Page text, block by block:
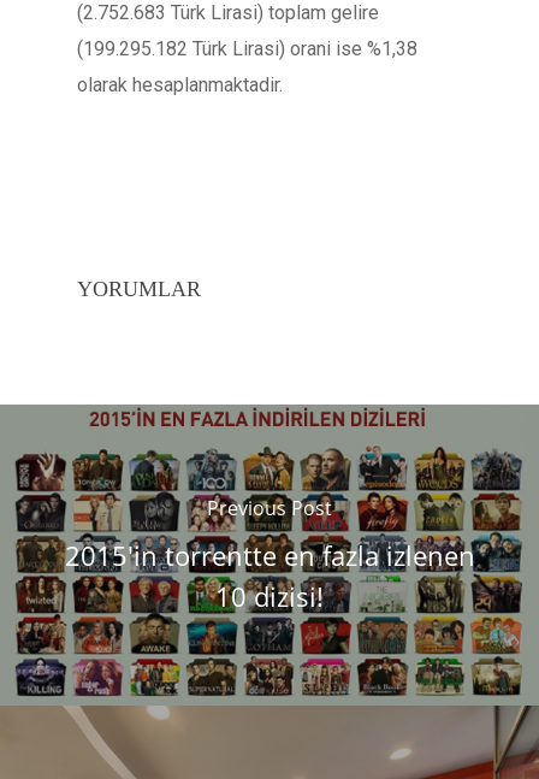
(2.752.683 Türk Lirasi) toplam gelire
(199.295.182 Türk Lirasi) orani ise %1,38
olarak hesaplanmaktadir.
YORUMLAR
Previous Post
2015'in torrentte en fazla izlenen
10 dizisi!